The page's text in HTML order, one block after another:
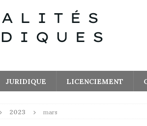
JURIDIQUE LICENCIEMENT
2023 mars